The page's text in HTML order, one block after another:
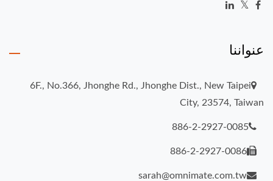
عنواننا
6F., No.366, Jhonghe Rd., Jhonghe Dist., New Taipei
City, 23574, Taiwan
886-2-2927-0085
886-2-2927-0086
sarah@omnimate.com.tw